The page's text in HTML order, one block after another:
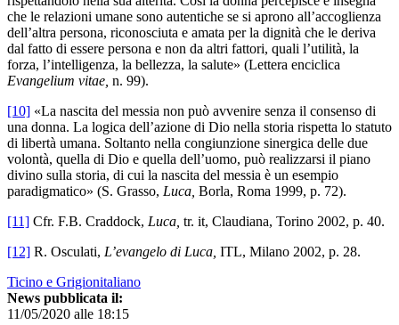
che le relazioni umane sono autentiche se si aprono all’accoglienza
dell’altra persona, riconosciuta e amata per la dignità che le deriva
dal fatto di essere persona e non da altri fattori, quali l’utilità, la
forza, l’intelligenza, la bellezza, la salute» (Lettera enciclica
Evangelium vitae, n. 99).
[10] «La nascita del messia non può avvenire senza il consenso di
una donna. La logica dell’azione di Dio nella storia rispetta lo statuto
di libertà umana. Soltanto nella congiunzione sinergica delle due
volontà, quella di Dio e quella dell’uomo, può realizzarsi il piano
divino sulla storia, di cui la nascita del messia è un esempio
paradigmatico» (S. Grasso, Luca, Borla, Roma 1999, p. 72).
[11] Cfr. F.B. Craddock, Luca, tr. it, Claudiana, Torino 2002, p. 40.
[12] R. Osculati, L’evangelo di Luca, ITL, Milano 2002, p. 28.
Ticino e Grigionitaliano
News pubblicata il:
11/05/2020 alle 18:15